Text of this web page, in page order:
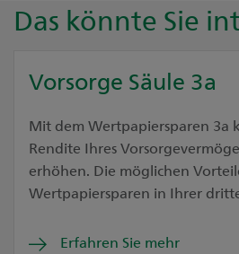
Das könnte Sie
Vorsorge Säule 3a
Mit dem Wertpapiersparen 3a
Rendite Ihres
erhöhen. Die möglichen
Wertpapiersparen in Ihrer
Möglichkeiten dafür bei uns auf.
Erfahren Sie mehr